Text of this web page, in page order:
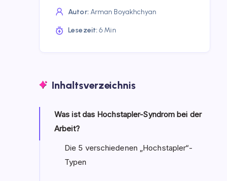
Autor: Arman Boyakhchyan
Lesezeit: 6 Min
Inhaltsverzeichnis
Was ist das Hochstapler-Syndrom bei der
Arbeit?
Die 5 verschiedenen „Hochstapler“-
Typen